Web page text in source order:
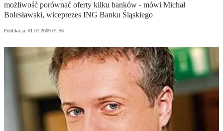
możliwość porównać oferty kilku banków - mówi Michał
Bolesławski, wiceprezes ING Banku Śląskiego
Publikacja: 01.07.2009 01:56